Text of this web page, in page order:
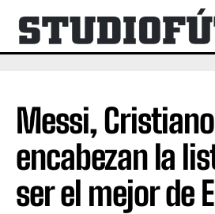
Messi,
encabezan la
ser el mejor de